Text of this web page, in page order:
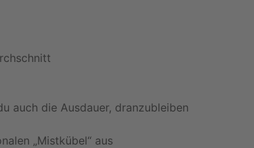
auch die Ausdauer, dranzubleiben
„Mistkübel“ aus